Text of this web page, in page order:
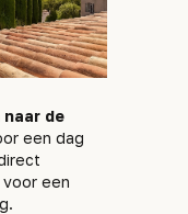
naar de
een dag
een